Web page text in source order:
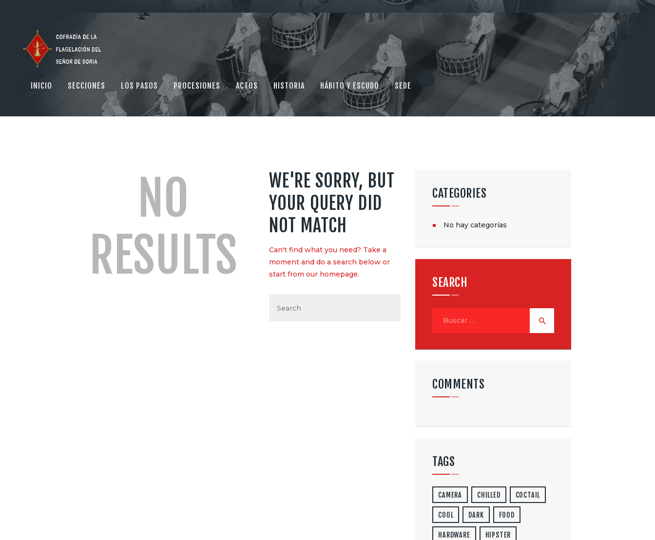
INICIO SECCIONES LOS PASOS PROCESIONES ACTOS HISTORIA HÁBITO Y ESCUDO SEDE
MULTIMEDIA
CONTACTO
NO
RESULTS
WE'RE SORRY, BUT
YOUR QUERY DID
NOT MATCH
Can't find what you need? Take a
moment and do a search below or
start from our homepage.
CATEGORIES
No hay categorías
SEARCH
COMMENTS
TAGS
CAMERA CHILLED COCTAIL
COOL DARK FOOD
HARDWARE HIPSTER